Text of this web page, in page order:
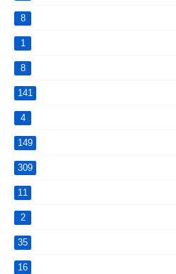
8
1
8
141
4
149
309
11
2
35
16